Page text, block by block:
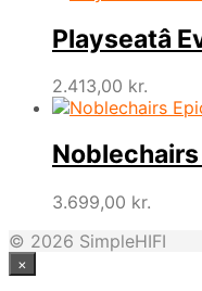
Playseatâ
2.413,00 kr.
3.699,00 kr.
© 2026 SimpleHIFI
×